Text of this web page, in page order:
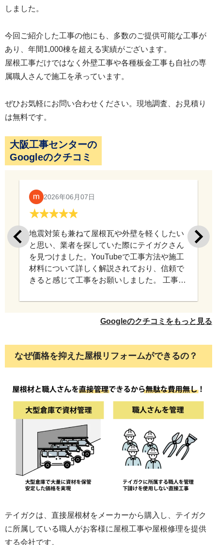
しました。
今回ご紹介した工事の他にも、多数のご提供可能な工事が
あり、年間1,000棟を超える実績がございます。
屋根工事だけではなく外壁工事や各種板金工事も自社の専
属職人さんで施工を承っています。
ぜひお気軽にお問い合わせください。現地調査、お見積り
は無料です。
大阪工事センターの
Googleのクチコミ
2026年06月07日
地震対策も兼ねて屋根瓦や外壁を軽くしたい
と思い、業者を探していた際にテイガクさん
を見つけました。YouTubeで工事方法や施工
材料について詳しく解説されており、信頼で
きると感じて工事をお願いしました。 工事中
意図を汲み取りながら進めていただけたので
足しており、工事をお願いして本当に良かっ
だき、ありがとうございました。
Googleのクチコミをもっと見る
なぜ価格を抑えた屋根リフォームができるの？
テイガクは、直接屋根材をメーカーから購入し、テイガク
に所属している職人がお客様に屋根工事や屋根修理を提供
する会社です。